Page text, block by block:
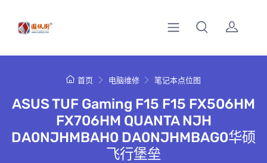
首页 电脑维修 笔记本点位图
ASUS TUF Gaming F15 F15 FX506HM
FX706HM QUANTA NJH
DA0NJHMBAH0 DA0NJHMBAG0华硕
飞行堡垒